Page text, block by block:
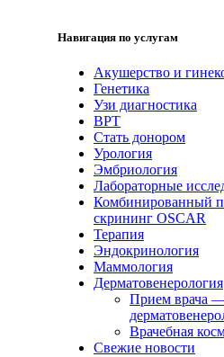
Навигация по услугам
Акушерство и
Генетика
Узи диагностика
ВРТ
Стать донором
Урология
Эмбриология
Лабораторные
Комбинированный
скрининг OSCAR
Терапия
Эндокринология
Маммология
Дерматовенерология
Прием врача
Врачебная
Свежие новости